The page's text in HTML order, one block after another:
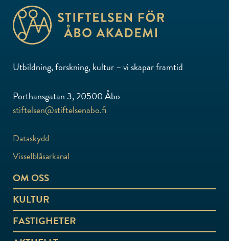
Utbildning, forskning, kultur – vi skapar framtid
Porthansgatan 3, 20500 Åbo
stiftelsen@stiftelsenabo.fi
Dataskydd
Visselblåsarkanal
OM OSS
KULTUR
FASTIGHETER